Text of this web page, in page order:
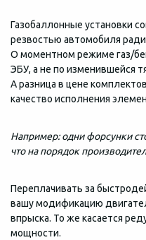
Газобаллонные установки
резвостью автомобиля
О моментном режиме газ/
ЭБУ, а не по изменившейся
А разница в цене
качество исполнения
Например: одни форсунки
что на порядок
Переплачивать за
вашу модификацию
впрыска. То же касается
мощности.